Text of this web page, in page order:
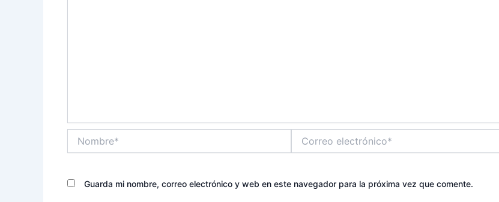
electrónico*
Guarda mi nombre, correo electrónico y web en este navegador para la próxima vez que comente.